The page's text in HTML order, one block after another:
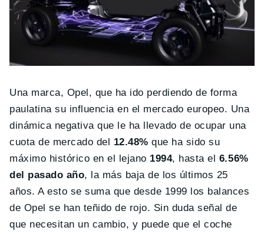
Una marca, Opel, que ha ido perdiendo de forma
paulatina su influencia en el mercado europeo. Una
dinámica negativa que le ha llevado de ocupar una
cuota de mercado del 12.48% que ha sido su
máximo histórico en el lejano 1994, hasta el 6.56%
del pasado año, la más baja de los últimos 25
años. A esto se suma que desde 1999 los balances
de Opel se han teñido de rojo. Sin duda señal de
que necesitan un cambio, y puede que el coche